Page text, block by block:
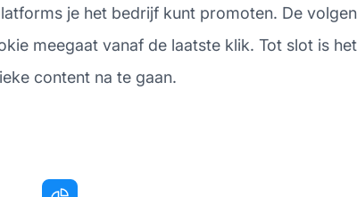
je het bedrijf kunt promoten. De
meegaat vanaf de laatste klik. Tot slot is
content na te gaan.